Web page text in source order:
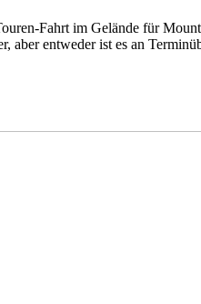
Fahrt im Gelände für
aber entweder ist es an